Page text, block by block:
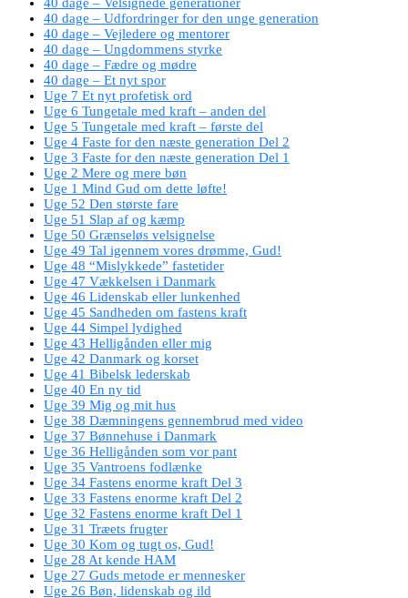
40 dage – Udfordringer for den unge generation
40 dage – Vejledere og mentorer
40 dage – Ungdommens styrke
40 dage – Fædre og mødre
40 dage – Et nyt spor
Uge 7 Et nyt profetisk ord
Uge 6 Tungetale med kraft – anden del
Uge 5 Tungetale med kraft – første del
Uge 4 Faste for den næste generation Del 2
Uge 3 Faste for den næste generation Del 1
Uge 2 Mere og mere bøn
Uge 1 Mind Gud om dette løfte!
Uge 52 Den største fare
Uge 51 Slap af og kæmp
Uge 50 Grænseløs velsignelse
Uge 49 Tal igennem vores drømme, Gud!
Uge 48 “Mislykkede” fastetider
Uge 47 Vækkelsen i Danmark
Uge 46 Lidenskab eller lunkenhed
Uge 45 Sandheden om fastens kraft
Uge 44 Simpel lydighed
Uge 43 Helligånden eller mig
Uge 42 Danmark og korset
Uge 41 Bibelsk lederskab
Uge 40 En ny tid
Uge 39 Mig og mit hus
Uge 38 Dæmningens gennembrud med video
Uge 37 Bønnehuse i Danmark
Uge 36 Helligånden som vor pant
Uge 35 Vantroens fodlænke
Uge 34 Fastens enorme kraft Del 3
Uge 33 Fastens enorme kraft Del 2
Uge 32 Fastens enorme kraft Del 1
Uge 31 Træets frugter
Uge 30 Kom og tugt os, Gud!
Uge 28 At kende HAM
Uge 27 Guds metode er mennesker
Uge 26 Bøn, lidenskab og ild